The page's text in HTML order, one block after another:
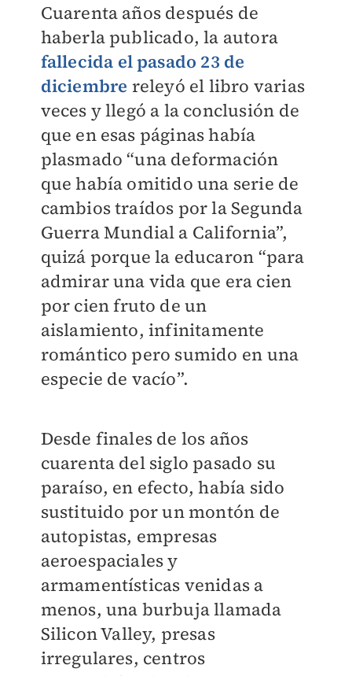
Cuarenta años después de
haberla publicado, la autora
fallecida el pasado 23 de
diciembre releyó el libro varias
veces y llegó a la conclusión de
que en esas páginas había
plasmado “una deformación
que había omitido una serie de
cambios traídos por la Segunda
Guerra Mundial a California”,
quizá porque la educaron “para
admirar una vida que era cien
por cien fruto de un
aislamiento, infinitamente
romántico pero sumido en una
especie de vacío”.
Desde finales de los años
cuarenta del siglo pasado su
paraíso, en efecto, había sido
sustituido por un montón de
autopistas, empresas
aeroespaciales y
armamentísticas venidas a
menos, una burbuja llamada
Silicon Valley, presas
irregulares, centros